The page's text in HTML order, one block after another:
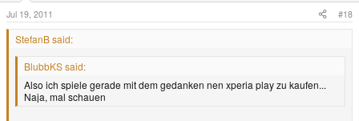
Jul 19, 2011 #18
StefanB said:
BlubbKS said:
Also ich spiele gerade mit dem gedanken nen xperia play zu kaufen...
Naja, mal schauen